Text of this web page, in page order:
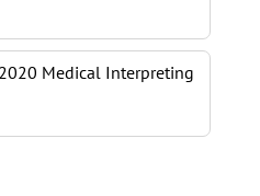
Medical Interpreting